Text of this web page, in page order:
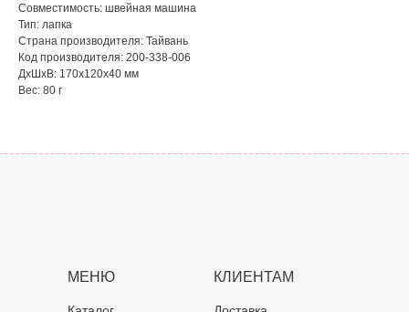
Совместимость: швейная машина
Тип: лапка
Страна производителя: Тайвань
Код производителя: 200-338-006
ДxШxВ: 170x120x40 мм
Вес: 80 г
МЕНЮ КЛИЕНТАМ